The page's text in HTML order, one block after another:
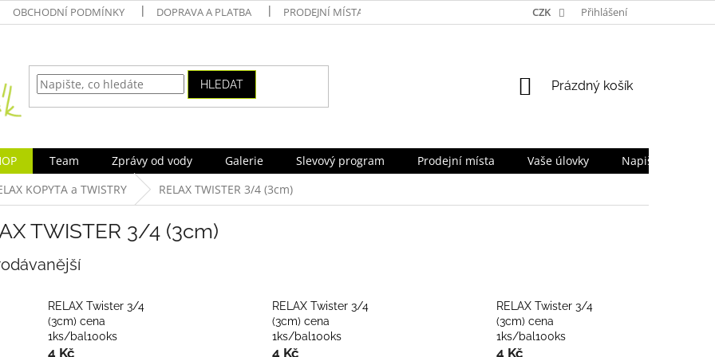
OBCHODNÍ PODMÍNKY DOPRAVA A PLATBA PRODEJNÍ MÍSTA PRO OBCHODNÍKY
CZK Přihlášení
HLEDAT
NÁKUPNÍ
Prázdný košík
Team Zprávy od vody Galerie Slevový program Prodejní místa Vaše úlovky
Napište nám
KOPYTA a TWISTRY RELAX TWISTER 3/4 (3cm)
TWISTER 3/4 (3cm)
RELAX Twister 3/4
(3cm) cena
1ks/bal100ks
4 Kč
RELAX Twister 3/4
(3cm) cena
1ks/bal100ks
4 Kč
RELAX Twister 3/4
(3cm) cena
1ks/bal100ks
4 Kč